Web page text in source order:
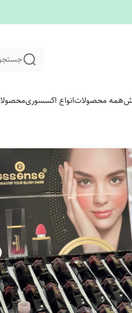
همه محصولاتانواع اکسسوری